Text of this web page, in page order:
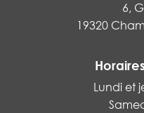
6,
19320
Lundi et